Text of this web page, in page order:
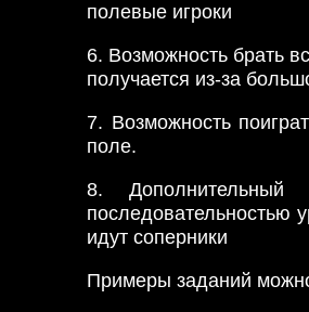
полевые игроки
6. Возможность брать
получается из-за
7. Возможность
поле.
8.
последовательностью
идут соперники
Примеры заданий